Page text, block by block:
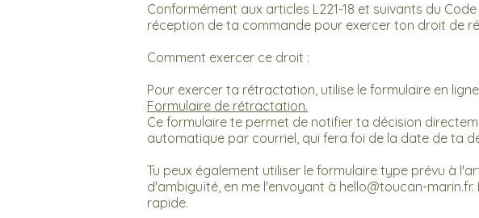
Conformément aux articles L221-18 et suivants du
réception de ta commande pour exercer ton droit de
Comment exercer ce droit :
Pour exercer ta rétractation, utilise le formulaire en
Formulaire de rétractation.
Ce formulaire te permet de notifier ta décision
automatique par courriel, qui fera foi de la date de ta
Tu peux également utiliser le formulaire type prévu à
d'ambiguïté, en me l'envoyant à hello@toucan-marin.fr.
rapide.